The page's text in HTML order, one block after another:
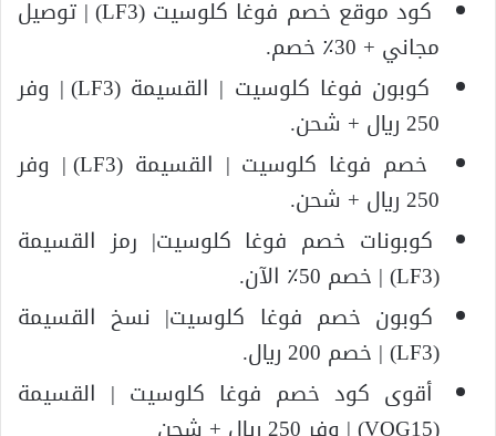
كود موقع خصم فوغا كلوسيت (LF3) | توصيل
مجاني + 30٪ خصم.
كوبون فوغا كلوسيت | القسيمة (LF3) | وفر
250 ريال + شحن.
خصم فوغا كلوسيت | القسيمة (LF3) | وفر
250 ريال + شحن.
كوبونات خصم فوغا كلوسيت| رمز القسيمة
(LF3) | خصم 50٪ الآن.
كوبون خصم فوغا كلوسيت| نسخ القسيمة
(LF3) | خصم 200 ريال.
أقوى كود خصم فوغا كلوسيت | القسيمة